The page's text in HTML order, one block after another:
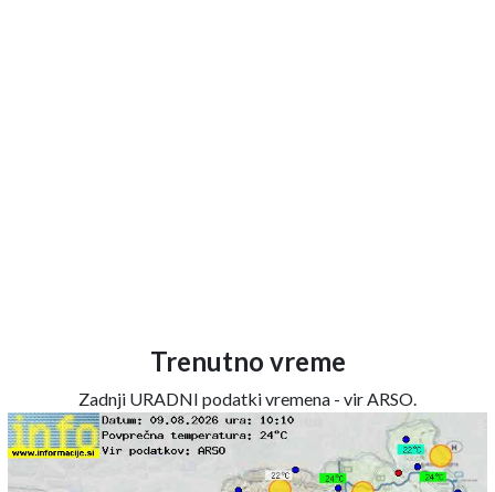
Trenutno vreme
Zadnji URADNI podatki vremena - vir ARSO.